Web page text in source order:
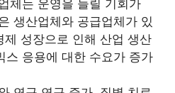
체는 운영을 늘릴 기회가
생산업체와 공급업체가 있
제 성장으로 인해 산업 생산
스 응용에 대한 수요가 증가